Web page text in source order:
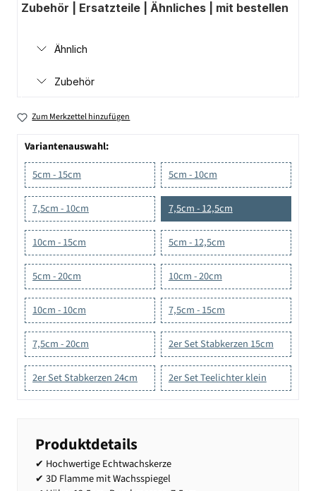
Zubehör | Ersatzteile | Ähnliches | mit bestellen
Ähnlich
Zubehör
Zum Merkzettel hinzufügen
Variantenauswahl:
5cm - 15cm
5cm - 10cm
7,5cm - 10cm 7,5cm - 12,5cm
10cm - 15cm 5cm - 12,5cm
5cm - 20cm 10cm - 20cm
10cm - 10cm 7,5cm - 15cm
7,5cm - 20cm 2er Set Stabkerzen 15cm
2er Set Stabkerzen 24cm 2er Set Teelichter klein
Produktdetails
✔ Hochwertige Echtwachskerze
✔ 3D Flamme mit Wachsspiegel